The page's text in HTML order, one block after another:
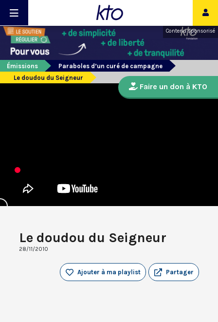
Contenu sponsorisé
Émissions
Paraboles d’un curé de campagne
Le doudou du Seigneur
Le doudou du Seigneur
28/11/2010
Partager
Ajouter à ma playlist
Faire un don à KTO